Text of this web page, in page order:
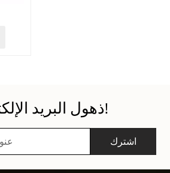
ذهول البريد الإلكتروني!
اشترك